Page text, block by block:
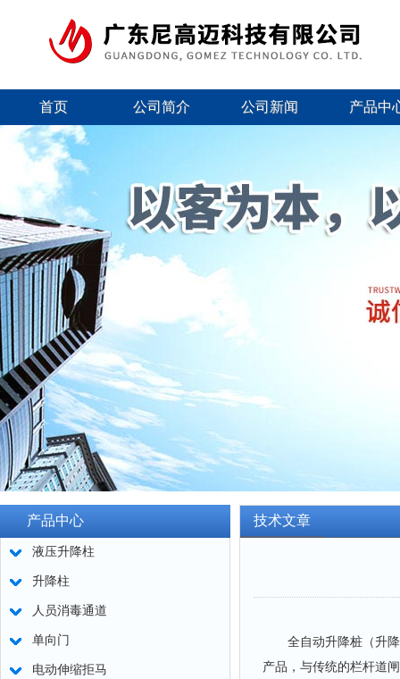
首页 公司简介 公司新闻 产品中
产品中心
液压升降柱
升降柱
人员消毒通道
单向门
电动伸缩拒马
技术文章
全自动升降桩（升降
产品，与传统的栏杆道